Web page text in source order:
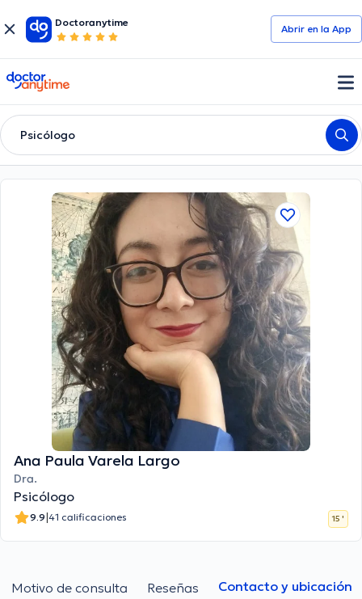
Doctoranytime
Abrir en la App
doctoranytime
Psicólogo
Ana Paula Varela Largo
Dra.
Psicólogo
9.9|41 calificaciones 15 '
Motivo de consulta Reseñas Contacto y ubicación